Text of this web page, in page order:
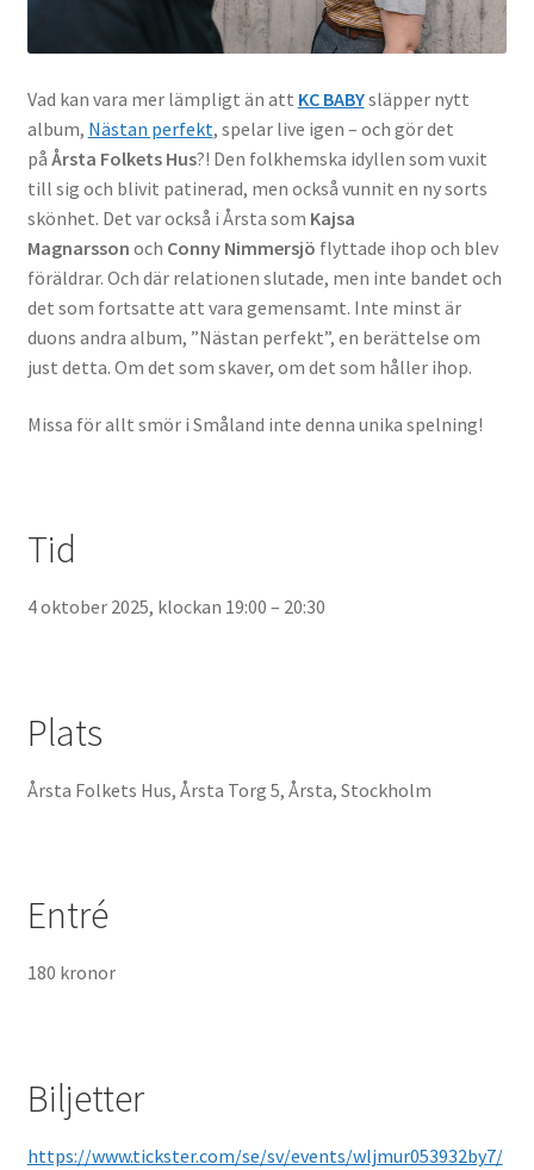
Vad kan vara mer lämpligt än att KC BABYsläpper nytt
album, Nästan perfekt, spelar live igen – och gör det
på Årsta Folkets Hus?! Den folkhemska idyllen som vuxit
till sig och blivit patinerad, men också vunnit en ny sorts
skönhet. Det var också i Årsta som Kajsa
Magnarsson och Conny Nimmersjö flyttade ihop och blev
föräldrar. Och där relationen slutade, men inte bandet och
det som fortsatte att vara gemensamt. Inte minst är
duons andra album, ”Nästan perfekt”, en berättelse om
just detta. Om det som skaver, om det som håller ihop.
Missa för allt smör i Småland inte denna unika spelning!
Tid
4 oktober 2025, klockan 19:00 – 20:30
Plats
Årsta Folkets Hus, Årsta Torg 5, Årsta, Stockholm
Entré
180 kronor
Biljetter
https://www.tickster.com/se/sv/events/wljmur053932by7/